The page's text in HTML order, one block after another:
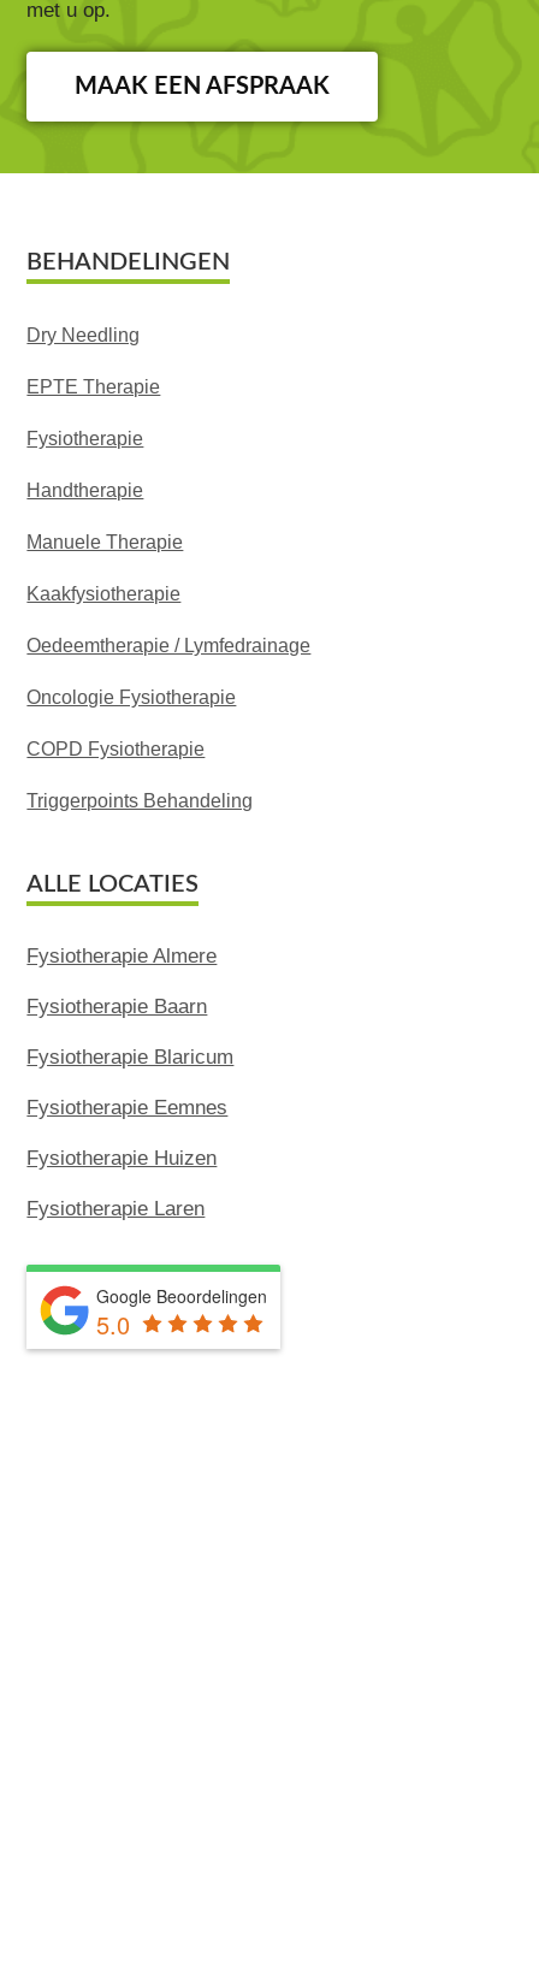
met u op.
MAAK EEN AFSPRAAK
Footer
BEHANDELINGEN
Dry Needling
EPTE Therapie
Fysiotherapie
Handtherapie
Manuele Therapie
Kaakfysiotherapie
Oedeemtherapie / Lymfedrainage
Oncologie Fysiotherapie
COPD Fysiotherapie
Triggerpoints Behandeling
ALLE LOCATIES
Fysiotherapie Almere
Fysiotherapie Baarn
Fysiotherapie Blaricum
Fysiotherapie Eemnes
Fysiotherapie Huizen
Fysiotherapie Laren
Google Beoordelingen
5.0